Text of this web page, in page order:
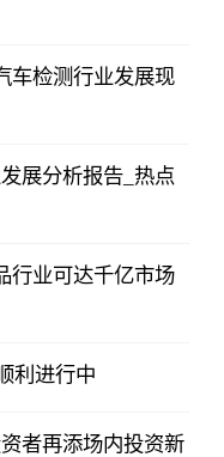
车检测行业发展现
展分析报告_热点
行业可达千亿市场
利进行中
者再添场内投资新